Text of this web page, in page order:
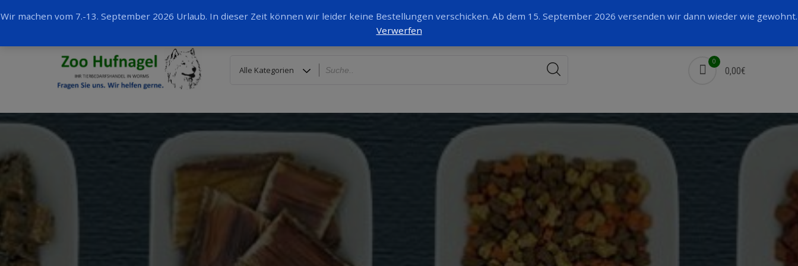
Facebook
0
0,00€
Wir machen vom 7.-13. September 2026 Urlaub. In dieser Zeit können wir leider keine Bestellungen verschicken. Ab dem 15. September 2026 versenden wir dann wieder wie gewohnt.
Verwerfen